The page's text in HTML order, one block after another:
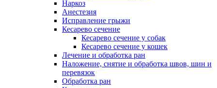
Наркоз
Анестезия
Исправление грыжи
Кесарево сечение
Кесарево сечение у собак
Кесарево сечение у кошек
Лечение и обработка ран
Наложение, снятие и обработка швов, шин и
перевязок
Обработка ран